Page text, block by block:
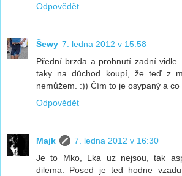
Odpovědět
Šewy 7. ledna 2012 v 15:58
Přední brzda a prohnutí zadní
taky na důchod koupí, že teď z
nemůžem. :)) Čím to je osypaný a
Odpovědět
Majk
7. ledna 2012 v 16:30
Je to Mko, Lka uz nejsou, tak
dilema. Posed je ted hodne